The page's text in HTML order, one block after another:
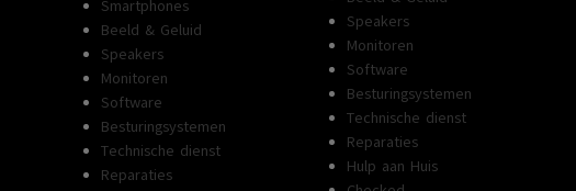
Smartphones
Beeld & Geluid
Speakers
Monitoren
Software
Besturingsystemen
Technische dienst
Reparaties
Speakers
Monitoren
Software
Besturingsystemen
Technische dienst
Reparaties
Hulp aan Huis